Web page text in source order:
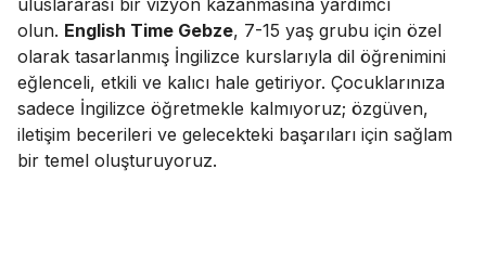
uluslararası bir vizyon kazanmasına yardımcı
olun. English Time Gebze, 7-15 yaş grubu için özel
olarak tasarlanmış İngilizce kurslarıyla dil öğrenimini
eğlenceli, etkili ve kalıcı hale getiriyor. Çocuklarınıza
sadece İngilizce öğretmekle kalmıyoruz; özgüven,
iletişim becerileri ve gelecekteki başarıları için sağlam
bir temel oluşturuyoruz.